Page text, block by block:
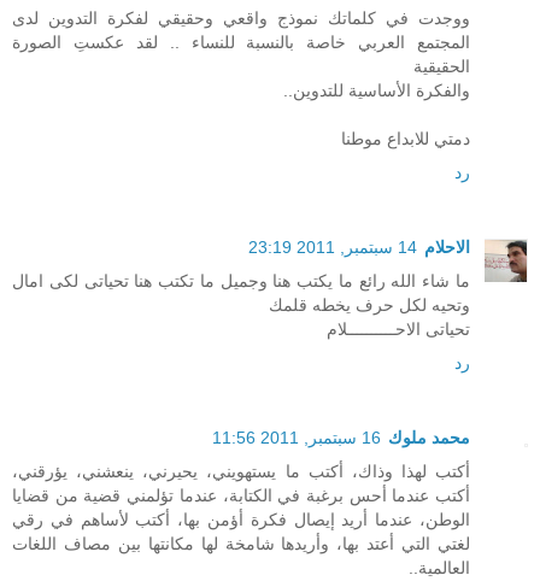
ووجدت في كلماتك نموذج واقعي وحقيقي لفكرة التدوين لدى
المجتمع العربي خاصة بالنسبة للنساء .. لقد عكستِ الصورة
الحقيقية
والفكرة الأساسية للتدوين..
دمتي للابداع موطنا
رد
الاحلام 14 سبتمبر, 2011 23:19
ما شاء الله رائع ما يكتب هنا وجميل ما تكتب هنا تحياتى لكى امال
وتحيه لكل حرف يخطه قلمك
تحياتى الاحــــــــــلام
رد
محمد ملوك 16 سبتمبر, 2011 11:56
أكتب لهذا وذاك، أكتب ما يستهويني، يحيرني، ينعشني، يؤرقني،
أكتب عندما أحس برغبة في الكتابة، عندما تؤلمني قضية من قضايا
الوطن، عندما أريد إيصال فكرة أؤمن بها، أكتب لأساهم في رقي
لغتي التي أعتد بها، وأريدها شامخة لها مكانتها بين مصاف اللغات
العالمية..